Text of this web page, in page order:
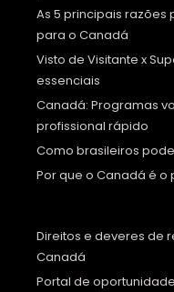
As 5 principais
para o Canadá
Visto de Visitante x
essenciais
Canadá: Programas
profissional rápido
Como brasileiros
Por que o Canadá é
Direitos e deveres de
Canadá
Portal de